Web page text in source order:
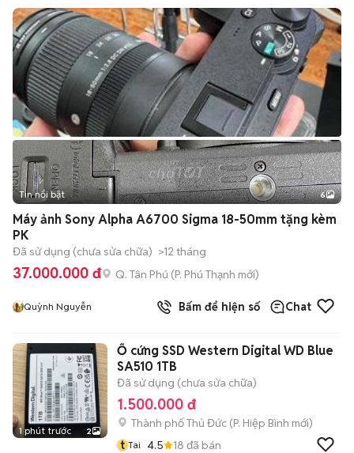
+2
Tin nổi bật 6
Máy ảnh Sony Alpha A6700 Sigma 18-50mm tặng kèm
PK
Đã sử dụng (chưa sửa chữa) >12 tháng
37.000.000 đ Q. Tân Phú (P. Phú Thạnh mới)
Quỳnh Nguyễn Bấm để hiện số Chat
1 phút trước 2
Ổ cứng SSD Western Digital WD Blue
SA510 1TB
Đã sử dụng (chưa sửa chữa)
1.500.000 đ
Thành phố Thủ Đức (P. Hiệp Bình mới)
t Tai 4.5 18 đã bán